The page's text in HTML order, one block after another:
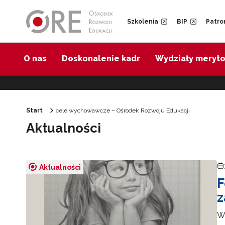
Szkolenia BIP
O nas Doskonalenie kadr Wydziały
Start cele wychowawcze – Ośrodek Rozwoju Edukacji
Aktualności
Aktualności